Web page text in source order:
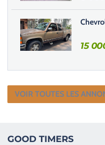
15
VOIR TOUTES LES
GOOD TIMERS